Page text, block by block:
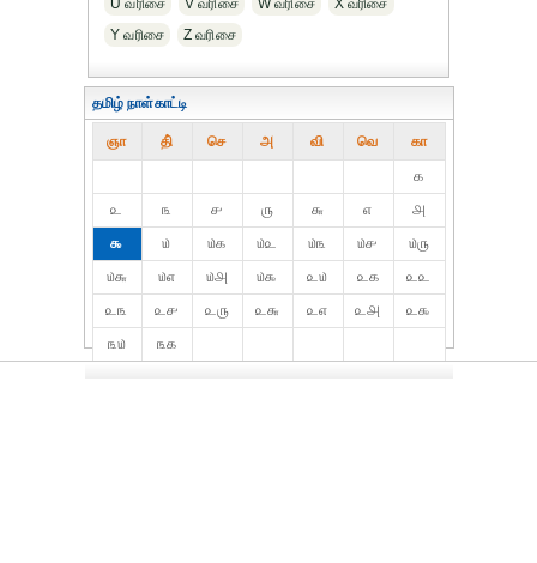
U வரிசை V வரிசை W வரிசை
X வரிசை
Y வரிசை
Z வரிசை
தமிழ் நாள்காட்டி
ஞா தி் செ அ வி வெ கா
௧
௨
௩ ௪ ௫ ௬ ௭
௮
௯
௰ ௰௧ ௰௨ ௰௩ ௰௪
௰௫
௰௬
௰௭ ௰௮ ௰௯ ௨௰ ௨௧
௨௨
௨௩
௨௪ ௨௫ ௨௬ ௨௭ ௨௮
௨௯
௩௰
௩௧